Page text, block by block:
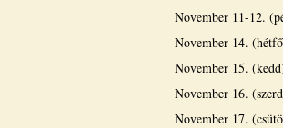
November 11-12.
November 14.
November 15.
November 16.
November 17.